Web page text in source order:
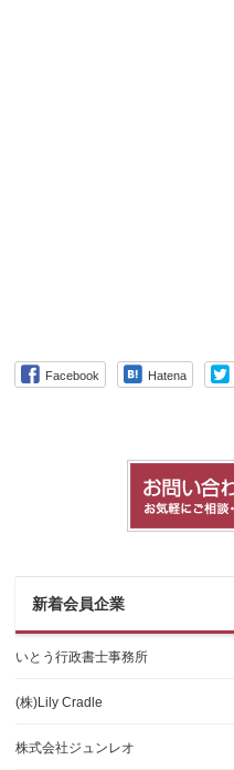
Facebook Hatena
新着会員企業
いとう行政書士事務所
(株)Lily Cradle
株式会社ジュンレオ